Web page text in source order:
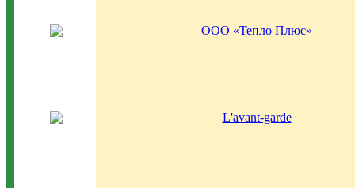
ООО «Тепло Плюс»
L'avant-garde